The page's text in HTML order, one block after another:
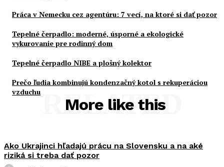
Práca v Nemecku cez agentúru: 7 vecí, na ktoré si dať pozor
Tepelné čerpadlo: moderné, úsporné a ekologické
vykurovanie pre rodinný dom
Tepelné čerpadlo NIBE a plošný kolektor
Prečo ľudia kombinujú kondenzačný kotol s rekuperáciou
vzduchu
More like this
RELATED
Ako Ukrajinci hľadajú prácu na Slovensku a na aké
riziká si treba dať pozor